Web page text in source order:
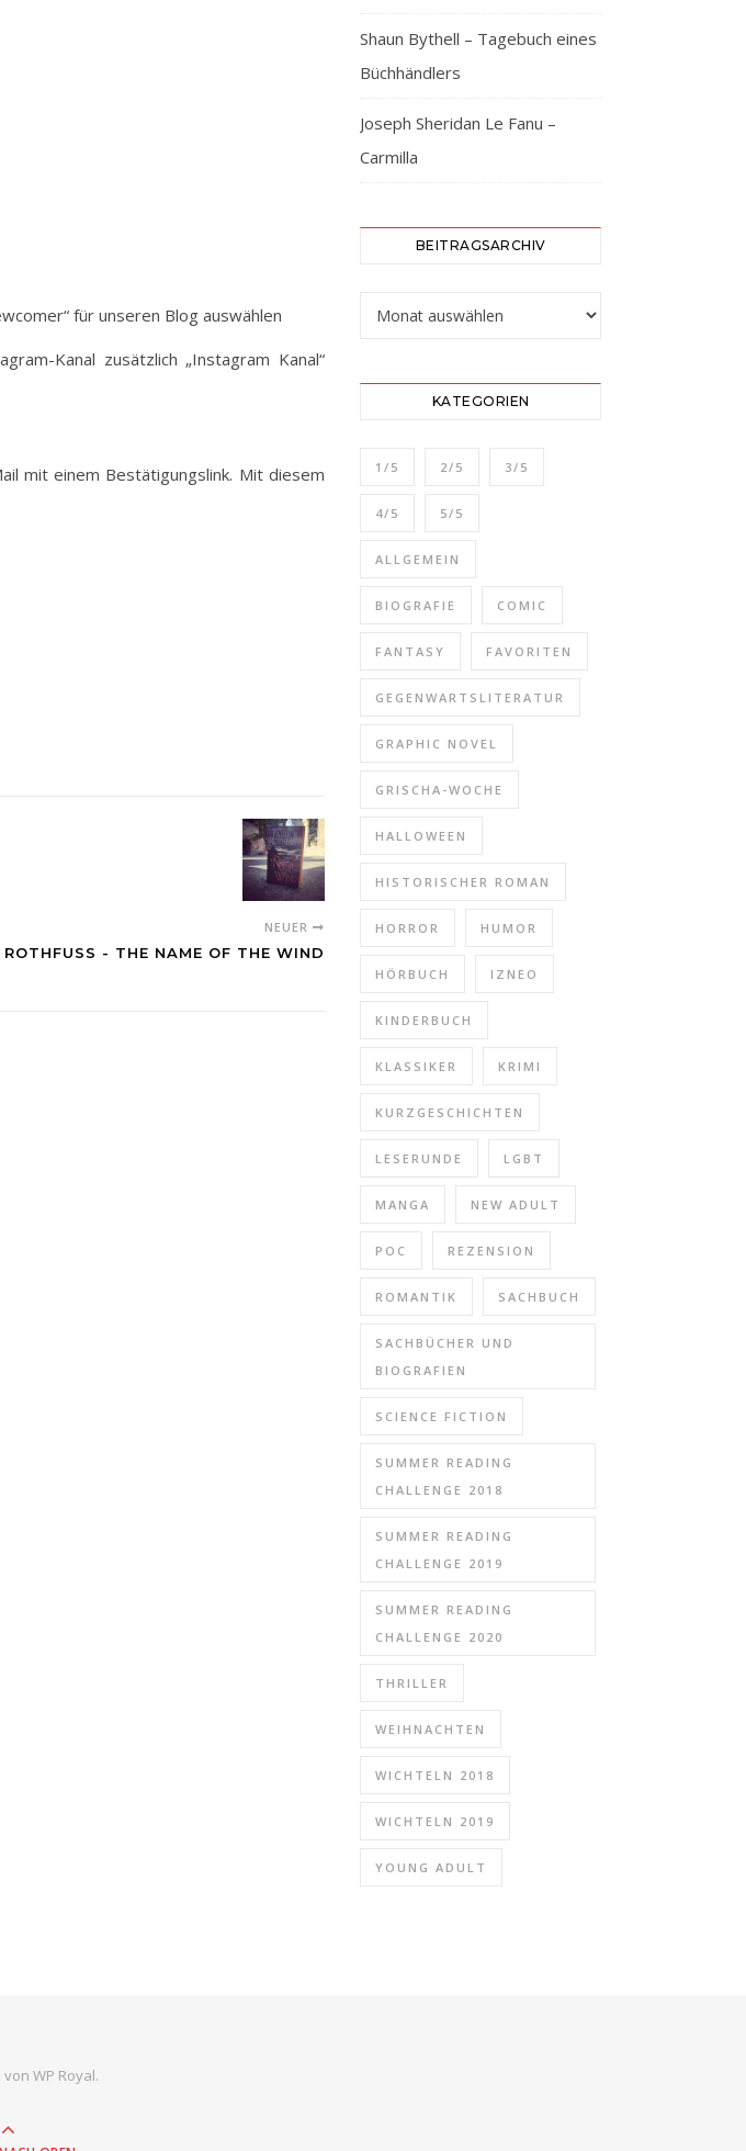
für unseren Blog auswählen
Kanal zusätzlich „Instagram Kanal“
mit einem Bestätigungslink. Mit diesem
NEUER
ROTHFUSS - THE NAME OF THE WIND
Shaun Bythell – Tagebuch eines
Büchhändlers
Joseph Sheridan Le Fanu –
Carmilla
BEITRAGSARCHIV
KATEGORIEN
1/5 2/5 3/5
4/5 5/5
ALLGEMEIN
BIOGRAFIE COMIC
FANTASY FAVORITEN
GEGENWARTSLITERATUR
GRAPHIC NOVEL
GRISCHA-WOCHE
HALLOWEEN
HISTORISCHER ROMAN
HORROR HUMOR
HÖRBUCH IZNEO
KINDERBUCH
KLASSIKER KRIMI
KURZGESCHICHTEN
LESERUNDE LGBT
MANGA NEW ADULT
POC REZENSION
ROMANTIK SACHBUCH
SACHBÜCHER UND
BIOGRAFIEN
SCIENCE FICTION
SUMMER READING
CHALLENGE 2018
SUMMER READING
CHALLENGE 2019
SUMMER READING
CHALLENGE 2020
THRILLER
WEIHNACHTEN
WICHTELN 2018
WICHTELN 2019
YOUNG ADULT
von WP Royal.